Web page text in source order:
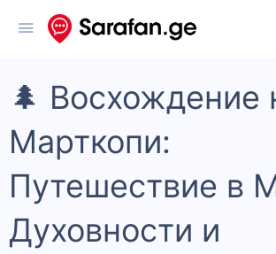
🌲 Восхождение
Марткопи:
Путешествие в
Духовности и